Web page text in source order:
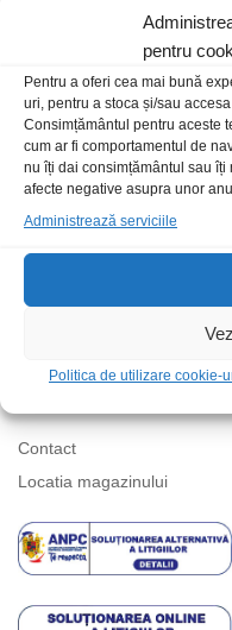
pentru
Pentru a oferi cea mai bună
uri, pentru a stoca și/sau
Consimțământul pentru aceste
cum ar fi comportamentul de
nu îți dai consimțământul sau
afecte negative asupra unor
Administrează serviciile
Politica de utilizare cookie-
Posibilitate
Plata
Suport
Informatii
Contact
Locatia magazinului